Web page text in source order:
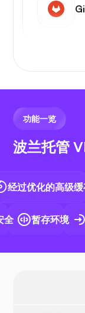
功能一览
波兰托管
优化的高级缓存
暂存环境